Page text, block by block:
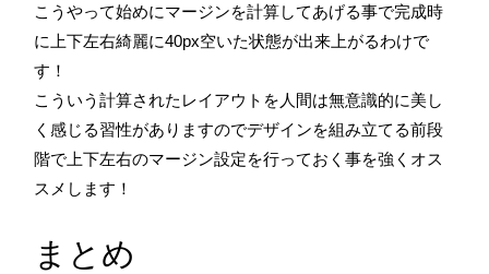
こうやって始めにマージンを計算してあげる事で完成時
に上下左右綺麗に40px空いた状態が出来上がるわけで
す！
こういう計算されたレイアウトを人間は無意識的に美し
く感じる習性がありますのでデザインを組み立てる前段
階で上下左右のマージン設定を行っておく事を強くオス
スメします！
まとめ